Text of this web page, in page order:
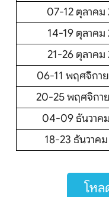
07-12 ตุลาคม
14-19 ตุลาคม
21-26 ตุลาคม
06-11 พฤศจิกา
20-25 พฤศจิกา
04-09 ธันวาค
18-23 ธันวาค
โหล